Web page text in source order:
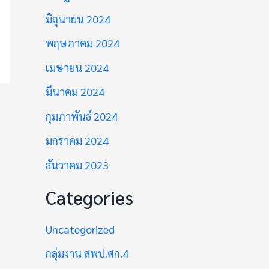
มิถุนายน 2024
พฤษภาคม 2024
เมษายน 2024
มีนาคม 2024
กุมภาพันธ์ 2024
มกราคม 2024
ธันวาคม 2023
Categories
Uncategorized
กลุ่มงาน สพป.ศก.4